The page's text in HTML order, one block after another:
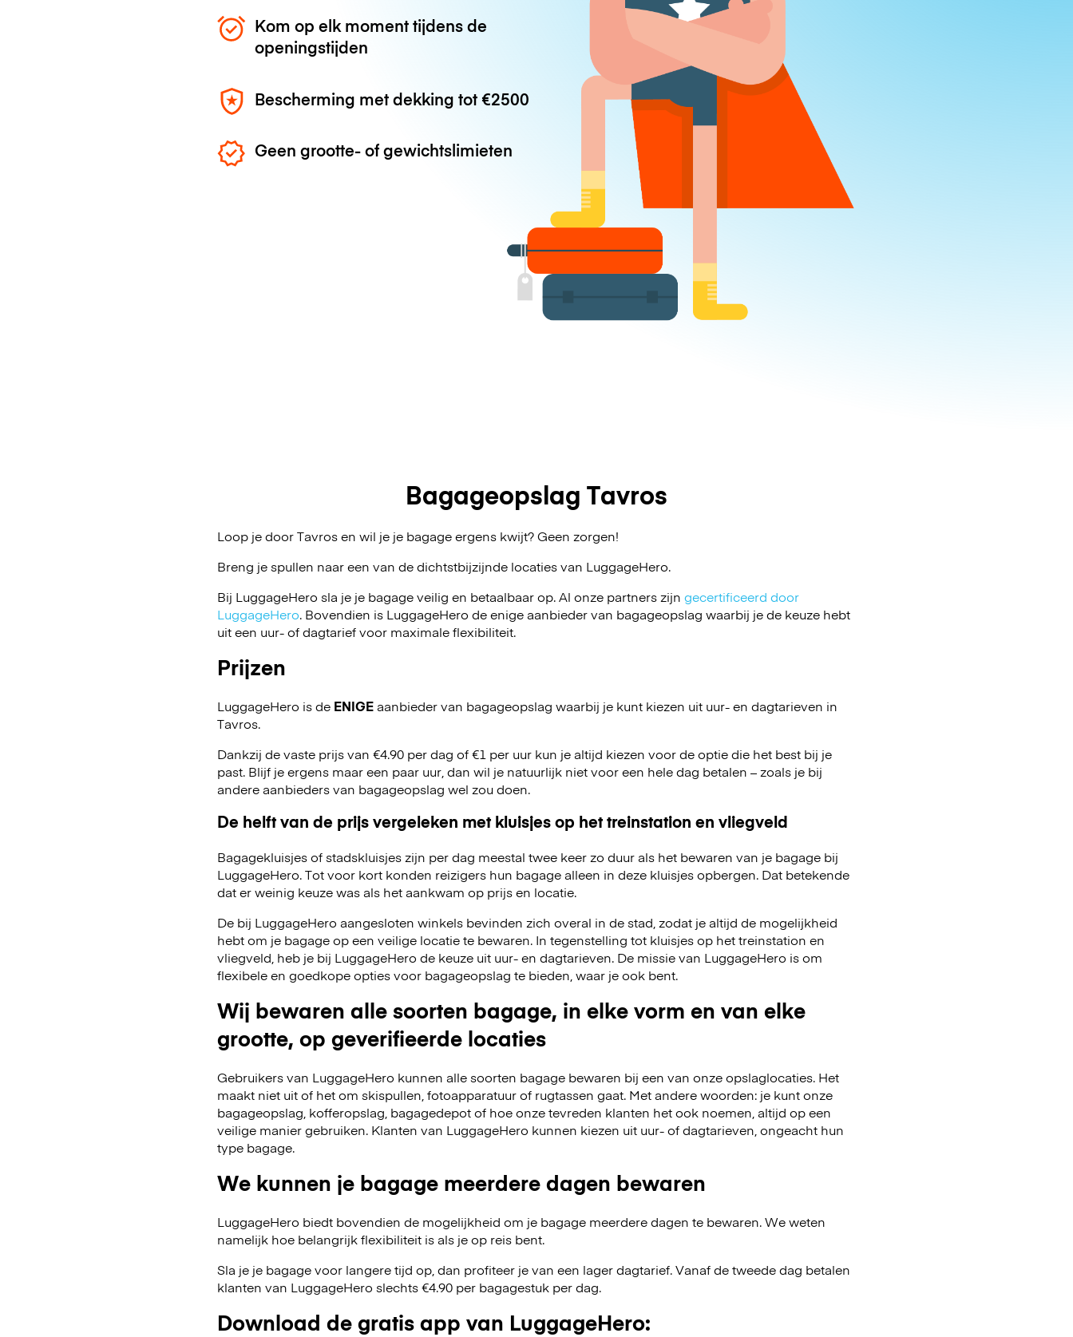
Kom op elk moment tijdens de
openingstijden
Bescherming met dekking tot €2500
Geen grootte- of gewichtslimieten
Bagageopslag Tavros
Loop je door Tavros en wil je je bagage ergens kwijt? Geen zorgen!
Breng je spullen naar een van de dichtstbijzijnde locaties van LuggageHero.
Bij LuggageHero sla je je bagage veilig en betaalbaar op. Al onze partners zijn gecertificeerd door
LuggageHero. Bovendien is LuggageHero de enige aanbieder van bagageopslag waarbij je de keuze hebt
uit een uur- of dagtarief voor maximale flexibiliteit.
Prijzen
LuggageHero is de ENIGEaanbieder van bagageopslag waarbij je kunt kiezen uit uur- en dagtarieven in
Tavros.
Dankzij de vaste prijs van €4.90 per dag of €1 per uur kun je altijd kiezen voor de optie die het best bij je
past. Blijf je ergens maar een paar uur, dan wil je natuurlijk niet voor een hele dag betalen – zoals je bij
andere aanbieders van bagageopslag wel zou doen.
De helft van de prijs vergeleken met kluisjes op het treinstation en vliegveld
Bagagekluisjes of stadskluisjes zijn per dag meestal twee keer zo duur als het bewaren van je bagage bij
LuggageHero. Tot voor kort konden reizigers hun bagage alleen in deze kluisjes opbergen. Dat betekende
dat er weinig keuze was als het aankwam op prijs en locatie.
De bij LuggageHero aangesloten winkels bevinden zich overal in de stad, zodat je altijd de mogelijkheid
hebt om je bagage op een veilige locatie te bewaren. In tegenstelling tot kluisjes op het treinstation en
vliegveld, heb je bij LuggageHero de keuze uit uur- en dagtarieven. De missie van LuggageHero is om
flexibele en goedkope opties voor bagageopslag te bieden, waar je ook bent.
Wij bewaren alle soorten bagage, in elke vorm en van elke
grootte, op geverifieerde locaties
Gebruikers van LuggageHero kunnen alle soorten bagage bewaren bij een van onze opslaglocaties. Het
maakt niet uit of het om skispullen, fotoapparatuur of rugtassen gaat. Met andere woorden: je kunt onze
bagageopslag, kofferopslag, bagagedepot of hoe onze tevreden klanten het ook noemen, altijd op een
veilige manier gebruiken. Klanten van LuggageHero kunnen kiezen uit uur- of dagtarieven, ongeacht hun
type bagage.
We kunnen je bagage meerdere dagen bewaren
LuggageHero biedt bovendien de mogelijkheid om je bagage meerdere dagen te bewaren. We weten
namelijk hoe belangrijk flexibiliteit is als je op reis bent.
Sla je je bagage voor langere tijd op, dan profiteer je van een lager dagtarief. Vanaf de tweede dag betalen
klanten van LuggageHero slechts €4.90 per bagagestuk per dag.
Download de gratis app van LuggageHero: